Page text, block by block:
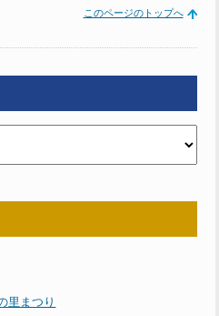
このページのトップへ
里まつり